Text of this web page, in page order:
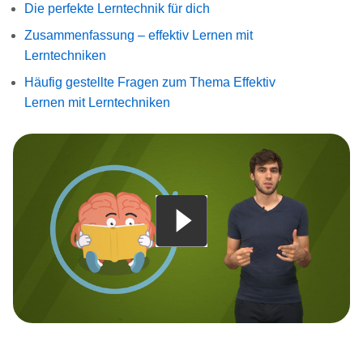
Die perfekte Lerntechnik für dich
Zusammenfassung – effektiv Lernen mit
Lerntechniken
Häufig gestellte Fragen zum Thema Effektiv
Lernen mit Lerntechniken